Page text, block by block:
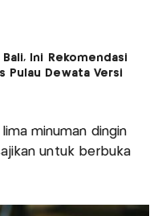
Ini Rekomendasi
Pulau Dewata Versi
minuman dingin
untuk berbuka